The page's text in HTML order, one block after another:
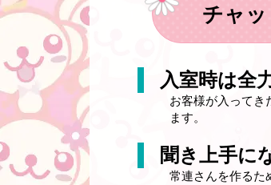
チャ
入室時は全
お客様が入ってき
ます。
聞き上手に
常連さんを作るた